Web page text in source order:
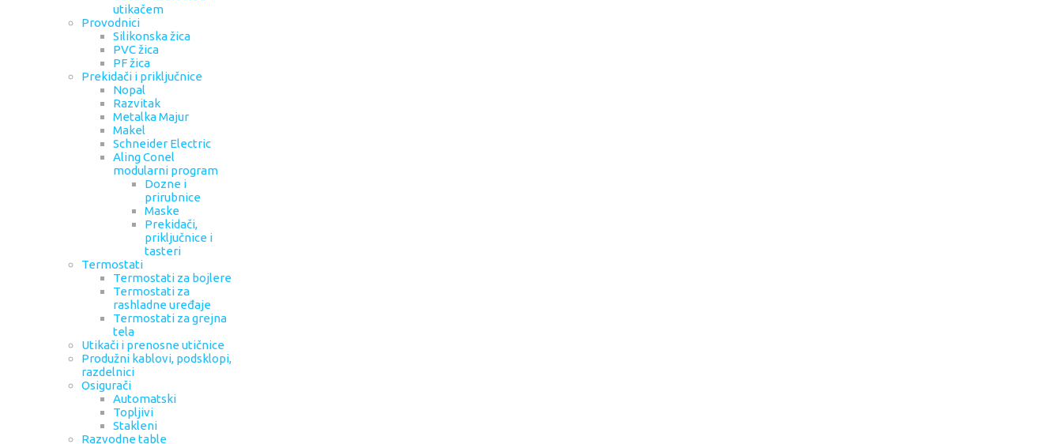
utikačem
Provodnici
Silikonska žica
PVC žica
PF žica
Prekidači i priključnice
Nopal
Razvitak
Metalka Majur
Makel
Schneider Electric
Aling Conel
modularni program
Dozne i
prirubnice
Maske
Prekidači,
priključnice i
tasteri
Termostati
Termostati za bojlere
Termostati za
rashladne uređaje
Termostati za grejna
tela
Utikači i prenosne utičnice
Produžni kablovi, podsklopi,
razdelnici
Osigurači
Automatski
Topljivi
Stakleni
Razvodne table